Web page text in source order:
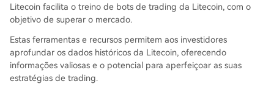
Litecoin facilita o treino de bots de trading da Litecoin, com o
objetivo de superar o mercado.
Estas ferramentas e recursos permitem aos investidores
aprofundar os dados históricos da Litecoin, oferecendo
informações valiosas e o potencial para aperfeiçoar as suas
estratégias de trading.